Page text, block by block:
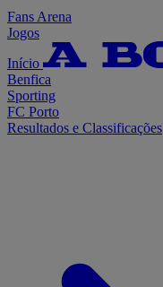
Fans Arena
Jogos
Início
Benfica
Sporting
FC Porto
Resultados e Classificações